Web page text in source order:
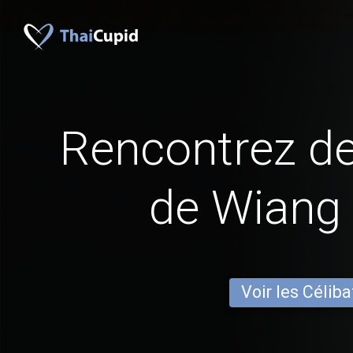
Rencontrez
de
Voir les